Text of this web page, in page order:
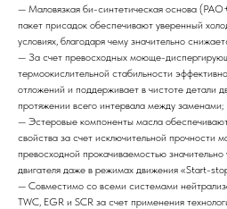
— Маловязкая би-синтетическая основа
пакет присадок обеспечивают уверенный
условиях, благодаря чему значительно
— За счет превосходных моюще-
термоокислительной стабильности
отложений и поддерживает в чистоте детали
протяжении всего интервала между заменами;
— Эстеровые компоненты масла
свойства за счет исключительной прочности
превосходной прокачиваемостью значительно
двигателя даже в режимах движения «Start-
— Совместимо со всеми системами
TWC, EGR и SCR за счет применения